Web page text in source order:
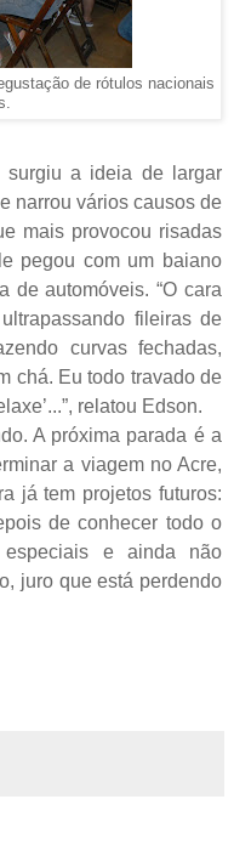
de rótulos nacionais
surgiu a ideia de largar
narrou vários causos de
mais provocou risadas
pegou com um baiano
de automóveis. “O cara
fileiras de
curvas fechadas,
chá. Eu todo travado de
relatou Edson.
A próxima parada é a
a viagem no Acre,
já tem projetos futuros:
de conhecer todo o
e ainda não
juro que está perdendo